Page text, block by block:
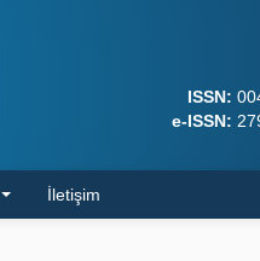
ISSN:
e-ISSN:
İletişim